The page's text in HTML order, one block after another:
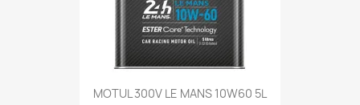
MOTUL 300V LE MANS 10W60 5L